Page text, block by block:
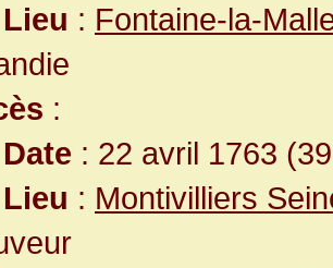
Lieu : Fontaine-la-
:
Date : 22 avril 1763
Lieu : Montivilliers